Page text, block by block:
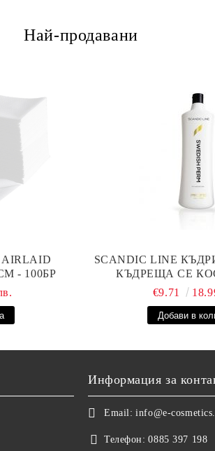
Най-продавани
- 100БР
SCANDIC LINE
КЪДРЕЩА СЕ
€9.71
Информация за
Email: info@e-
Телефон: 0885 397 198